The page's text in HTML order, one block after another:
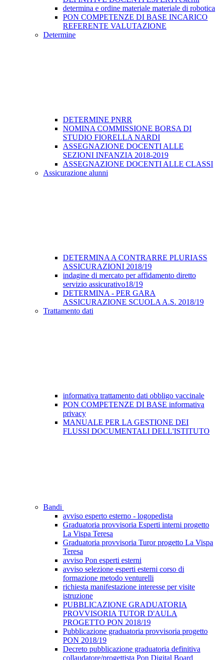
determina e ordine materiale materiale di robotica
PON COMPETENZE DI BASE INCARICO
REFERENTE VALUTAZIONE
Determine
DETERMINE PNRR
NOMINA COMMISSIONE BORSA DI
STUDIO FIORELLA NARDI
ASSEGNAZIONE DOCENTI ALLE
SEZIONI INFANZIA 2018-2019
ASSEGNAZIONE DOCENTI ALLE CLASSI
Assicurazione alunni
DETERMINA A CONTRARRE PLURIASS
ASSICURAZIONI 2018/19
indagine di mercato per affidamento diretto
servizio assicurativo18/19
DETERMINA - PER GARA
ASSICURAZIONE SCUOLA A.S. 2018/19
Trattamento dati
informativa trattamento dati obbligo vaccinale
PON COMPETENZE DI BASE informativa
privacy
MANUALE PER LA GESTIONE DEI
FLUSSI DOCUMENTALI DELL'ISTITUTO
Bandi
avviso esperto esterno - logopedista
Graduatoria provvisoria Esperti interni progetto
La Vispa Teresa
Graduatoria provvisoria Turor progetto La Vispa
Teresa
avviso Pon esperti esterni
avviso selezione esperti esterni corso di
formazione metodo venturelli
richiesta manifestazione interesse per visite
istruzione
PUBBLICAZIONE GRADUATORIA
PROVVISORIA TUTOR D'AULA
PROGETTO PON 2018/19
Pubblicazione graduatoria provvisoria progetto
PON 2018/19
Decreto pubblicazione graduatoria definitiva
collaudatore/progettista Pon Digital Board